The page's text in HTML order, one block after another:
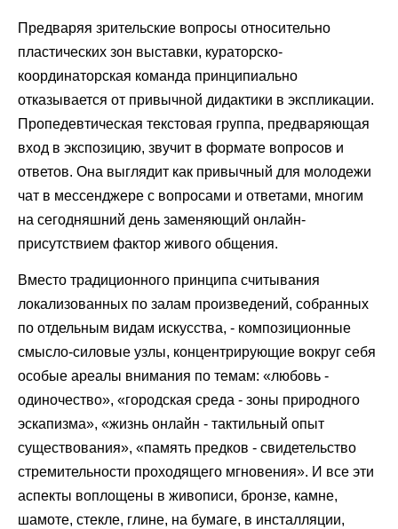
Предваряя зрительские вопросы относительно
пластических зон выставки, кураторско-
координаторская команда принципиально
отказывается от привычной дидактики в экспликации.
Пропедевтическая текстовая группа, предваряющая
вход в экспозицию, звучит в формате вопросов и
ответов. Она выглядит как привычный для молодежи
чат в мессенджере с вопросами и ответами, многим
на сегодняшний день заменяющий онлайн-
присутствием фактор живого общения.
Вместо традиционного принципа считывания
локализованных по залам произведений, собранных
по отдельным видам искусства, - композиционные
смысло-силовые узлы, концентрирующие вокруг себя
особые ареалы внимания по темам: «любовь -
одиночество», «городская среда - зоны природного
эскапизма», «жизнь онлайн - тактильный опыт
существования», «память предков - свидетельство
стремительности проходящего мгновения». И все эти
аспекты воплощены в живописи, бронзе, камне,
шамоте, стекле, глине, на бумаге, в инсталляции,